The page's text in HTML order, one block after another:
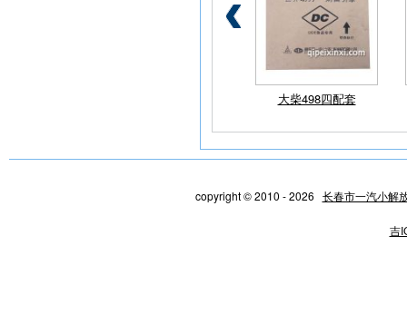
大柴498四配套
copyright © 2010 - 2026 长春市一汽小解
吉